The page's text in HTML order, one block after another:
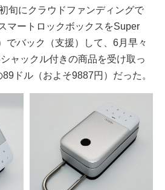
旬にクラウドファンディングで
マートロックボックスをSuper
でバック（支援）して、6月早々
ャックル付きの商品を受け取っ
ドル（およそ9887円）だった。